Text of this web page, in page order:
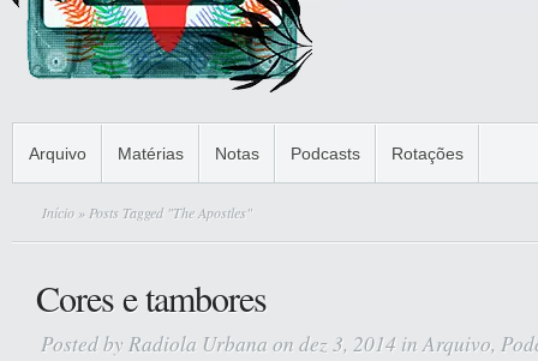
Arquivo Matérias Notas Podcasts Rotações
Início » Posts Tagged "The Apostles"
Cores e tambores
Posted by Radiola Urbana on dez 3, 2014 inArquivo,